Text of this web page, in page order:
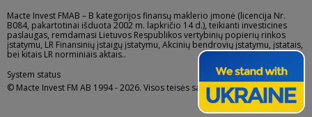
Macte Invest FMAB – B kategorijos finansų maklerio įmonė (licencija Nr.
B084, pakartotinai išduota 2002 m. lapkričio 14 d.), teikianti investicines
paslaugas, remdamasi Lietuvos Respublikos vertybinių popierių rinkos
įstatymu, LR Finansinių įstaigų įstatymu, Akcinių bendrovių įstatymu, įstatais,
bei kitais LR norminiais aktais..
System status
© Macte Invest FM AB 1994 - 2026. Visos teisės saugomos.